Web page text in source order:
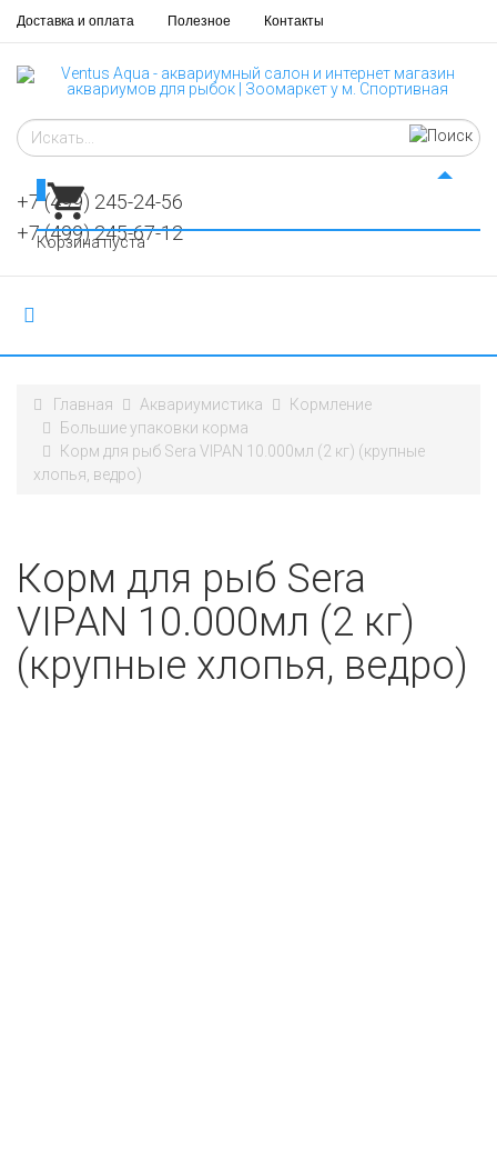
Доставка и оплата Полезное Контакты
+7 (499) 245-24-56
+7 (499) 245-67-12
Корзина пуста
Главная Аквариумистика
Кормление
Большие упаковки корма
Корм для рыб Sera VIPAN 10.000мл (2 кг) (крупные
хлопья, ведро)
Корм для рыб Sera
VIPAN 10.000мл (2 кг)
(крупные хлопья, ведро)